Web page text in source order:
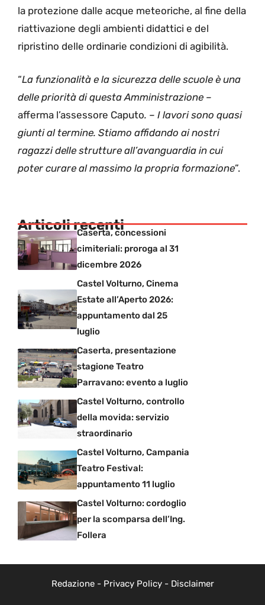
la protezione dalle acque meteoriche, al fine della
riattivazione degli ambienti didattici e del
ripristino delle ordinarie condizioni di agibilità.
“La funzionalità e la sicurezza delle scuole è una
delle priorità di questa Amministrazione –
afferma l’assessore Caputo. – I lavori sono quasi
giunti al termine. Stiamo affidando ai nostri
ragazzi delle strutture all’avanguardia in cui
poter curare al massimo la propria formazione”.
Articoli recenti
Caserta, concessioni
cimiteriali: proroga al 31
dicembre 2026
Castel Volturno, Cinema
Estate all’Aperto 2026:
appuntamento dal 25
luglio
Caserta, presentazione
stagione Teatro
Parravano: evento a luglio
Castel Volturno, controllo
della movida: servizio
straordinario
Castel Volturno, Campania
Teatro Festival:
appuntamento 11 luglio
Castel Volturno: cordoglio
per la scomparsa dell’Ing.
Follera
Redazione- Privacy Policy- Disclaimer